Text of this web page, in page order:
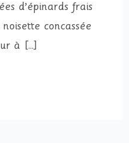
d’épinards frais
concassée
à […]